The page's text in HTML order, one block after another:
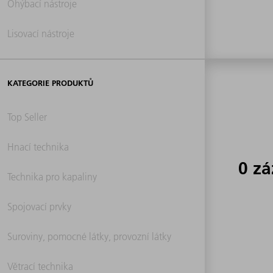
Ohýbací nástroje
Lisovací nástroje
KATEGORIE PRODUKTŮ
Top Seller
Hnací technika
Technika pro kapaliny
Spojovací prvky
Suroviny, pomocné látky, provozní látky
Větrací technika
0